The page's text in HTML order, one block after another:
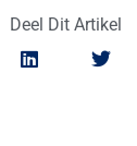
Deel Dit Artikel